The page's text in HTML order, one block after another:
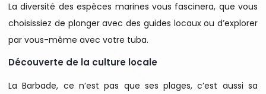
La diversité des espèces marines vous fascinera, que vous
choisissiez de plonger avec des guides locaux ou d’explorer
par vous-même avec votre tuba.
Découverte de la culture locale
La Barbade, ce n’est pas que ses plages, c’est aussi sa